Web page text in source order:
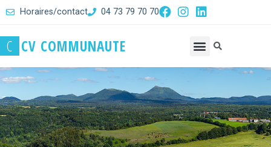
Horaires/contact 04 73 79 70 70
C CV COMMUNAUTE